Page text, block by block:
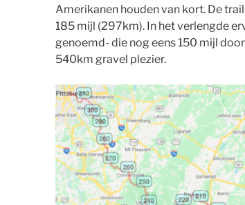
Amerikanen houden van kort. De
185 mijl (297km). In het verlengde
genoemd- die nog eens 150 mijl
540km gravel plezier.